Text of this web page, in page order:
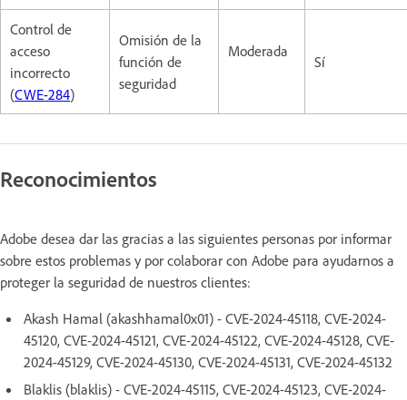
Control de
acceso
incorrecto
(CWE-284)
Omisión de la
función de
seguridad
Moderada
Sí
Reconocimientos
Adobe desea dar las gracias a las siguientes personas por informar
sobre estos problemas y por colaborar con Adobe para ayudarnos a
proteger la seguridad de nuestros clientes:
Akash Hamal (akashhamal0x01) - CVE-2024-45118, CVE-2024-
45120, CVE-2024-45121, CVE-2024-45122, CVE-2024-45128, CVE-
2024-45129, CVE-2024-45130, CVE-2024-45131, CVE-2024-45132
Blaklis (blaklis) - CVE-2024-45115, CVE-2024-45123, CVE-2024-